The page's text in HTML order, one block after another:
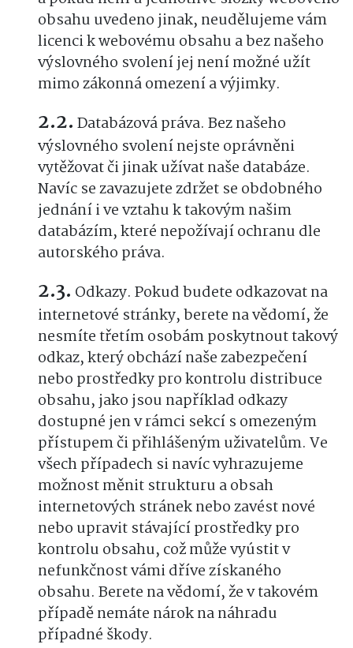
obsahu uvedeno jinak, neudělujeme vám
licenci k webovému obsahu a bez našeho
výslovného svolení jej není možné užít
mimo zákonná omezení a výjimky.
Databázová práva. Bez našeho
výslovného svolení nejste oprávněni
vytěžovat či jinak užívat naše databáze.
Navíc se zavazujete zdržet se obdobného
jednání i ve vztahu k takovým našim
databázím, které nepožívají ochranu dle
autorského práva.
Odkazy. Pokud budete odkazovat na
internetové stránky, berete na vědomí, že
nesmíte třetím osobám poskytnout takový
odkaz, který obchází naše zabezpečení
nebo prostředky pro kontrolu distribuce
obsahu, jako jsou například odkazy
dostupné jen v rámci sekcí s omezeným
přístupem či přihlášeným uživatelům. Ve
všech případech si navíc vyhrazujeme
možnost měnit strukturu a obsah
internetových stránek nebo zavést nové
nebo upravit stávající prostředky pro
kontrolu obsahu, což může vyústit v
nefunkčnost vámi dříve získaného
obsahu. Berete na vědomí, že v takovém
případě nemáte nárok na náhradu
případné škody.